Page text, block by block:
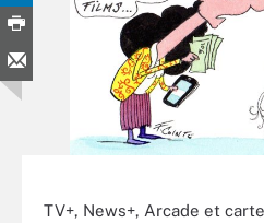
TV+, News+, Arcade et